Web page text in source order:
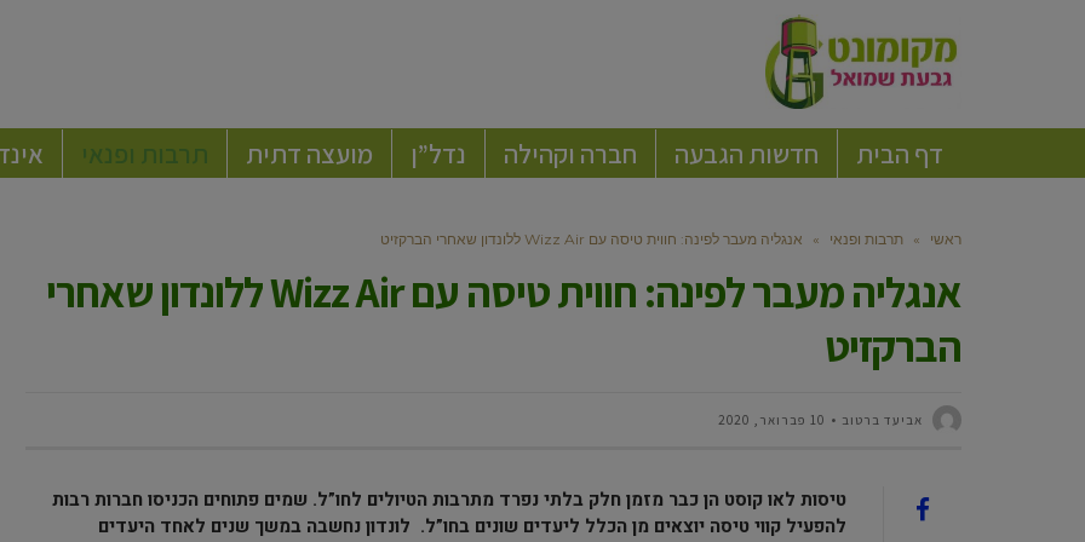
דף הבית חדשות הגבעה חברה וקהילה נדל”ן מועצה דתית תרבות ופנאי
ראשי » תרבות ופנאי » אנגליה מעבר לפינה: חווית טיסה עם Wizz Air ללונדון שאחרי הברקזיט
אנגליה מעבר לפינה: חווית טיסה עם Wizz Air ללונדון שאחרי
הברקזיט
אביעד ברטוב 10 פברואר, 2020
טיסות לאו קוסט הן כבר מזמן חלק בלתי נפרד מתרבות הטיולים לחו”ל. שמים פתוחים הכניסו חברות רבות
להפעיל קווי טיסה יוצאים מן הכלל ליעדים שונים בחו”ל. לונדון נחשבה במשך שנים לאחד היעדים